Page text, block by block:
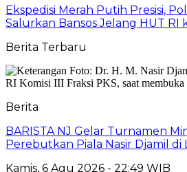
Ekspedisi Merah Putih Presisi,
Salurkan Bansos Jelang HUT RI
Berita Terbaru
Berita
BARISTA NJ Gelar Turnamen
Perebutkan Piala Nasir Djamil di
Kamis, 6 Agu 2026 - 22:49 WIB